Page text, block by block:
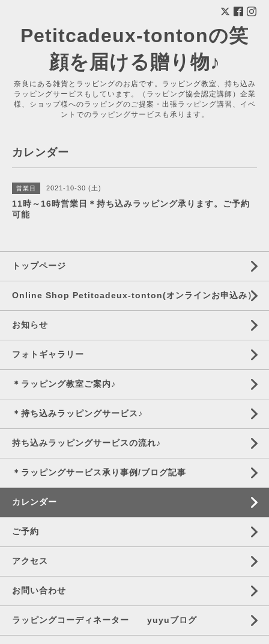
Petitcadeux-tontonの笑
顔を届ける贈り物♪
奈良にある雑貨とラッピングのお店です。ラッピング教室、持ち込み
ラッピングサービスもしています。（ラッピング協会認定講師）企業
様、ショップ様へのラッピングのご提案・出張ラッピング講習、イベ
ントでのラッピングサービスも承ります。
カレンダー
営業日 2021-10-30 (土)
11時～16時営業日＊持ち込みラッピング承ります。ご予約
可能
トップページ
Online Shop Petitcadeux-tonton(オンラインお申込み）
お知らせ
フォトギャラリー
＊ラッピング教室ご案内♪
＊持ち込みラッピングサービス♪
持ち込みラッピングサービスの流れ♪
＊ラッピングサービス承り事例/ブログ記事
カレンダー
ご予約
アクセス
お問い合わせ
ラッピングコーディネーター yuyuブログ